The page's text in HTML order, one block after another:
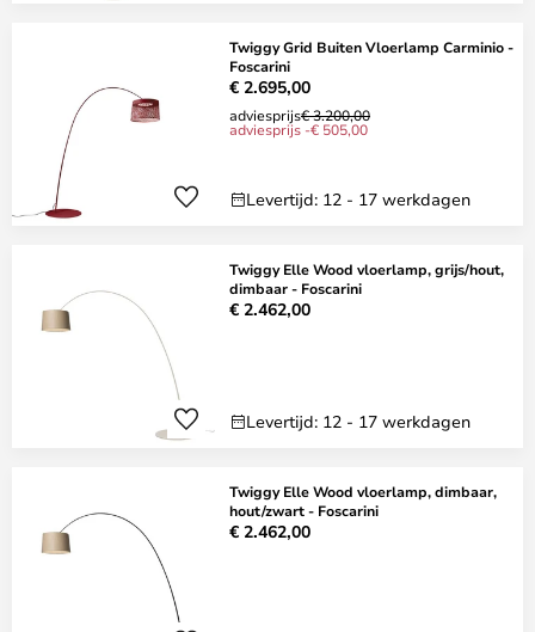
Twiggy Grid Buiten Vloerlamp Carminio -
Foscarini
€ 2.695,00
adviesprijs€ 3.200,00
adviesprijs -€ 505,00
Levertijd: 12 - 17 werkdagen
Twiggy Elle Wood vloerlamp, grijs/hout,
dimbaar - Foscarini
€ 2.462,00
Levertijd: 12 - 17 werkdagen
Twiggy Elle Wood vloerlamp, dimbaar,
hout/zwart - Foscarini
€ 2.462,00